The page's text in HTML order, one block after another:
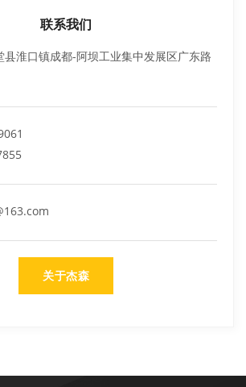
联系我们
县淮口镇成都-阿坝工业集中发展区广东路
关于杰森